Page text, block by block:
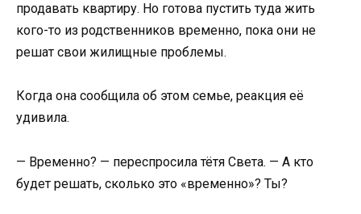
продавать квартиру. Но готова пустить туда жить
кого-то из родственников временно, пока они не
решат свои жилищные проблемы.
Когда она сообщила об этом семье, реакция её
удивила.
— Временно? — переспросила тётя Света. — А кто
будет решать, сколько это «временно»? Ты?